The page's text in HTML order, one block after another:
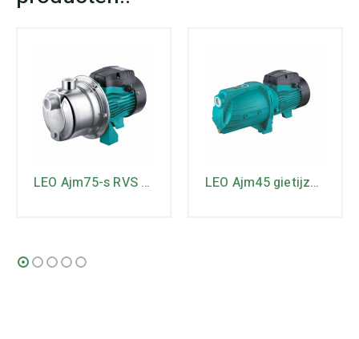
LEO Ajm75-s RVS JET-ppomp LEO Ajm45 gietijzeren JET-pomp